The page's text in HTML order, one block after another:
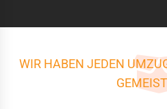
WIR HABEN JEDEN